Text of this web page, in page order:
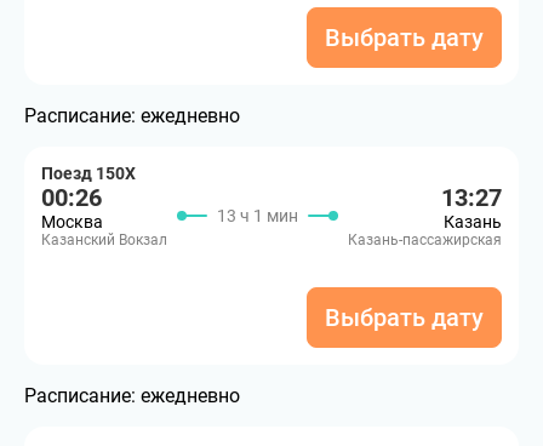
Выбрать дату
Расписание: ежедневно
Поезд 150Х
00:26
Москва
Казанский Вокзал
13 ч 1 мин
13:27
Казань
Казань-пассажирская
Выбрать дату
Расписание: ежедневно